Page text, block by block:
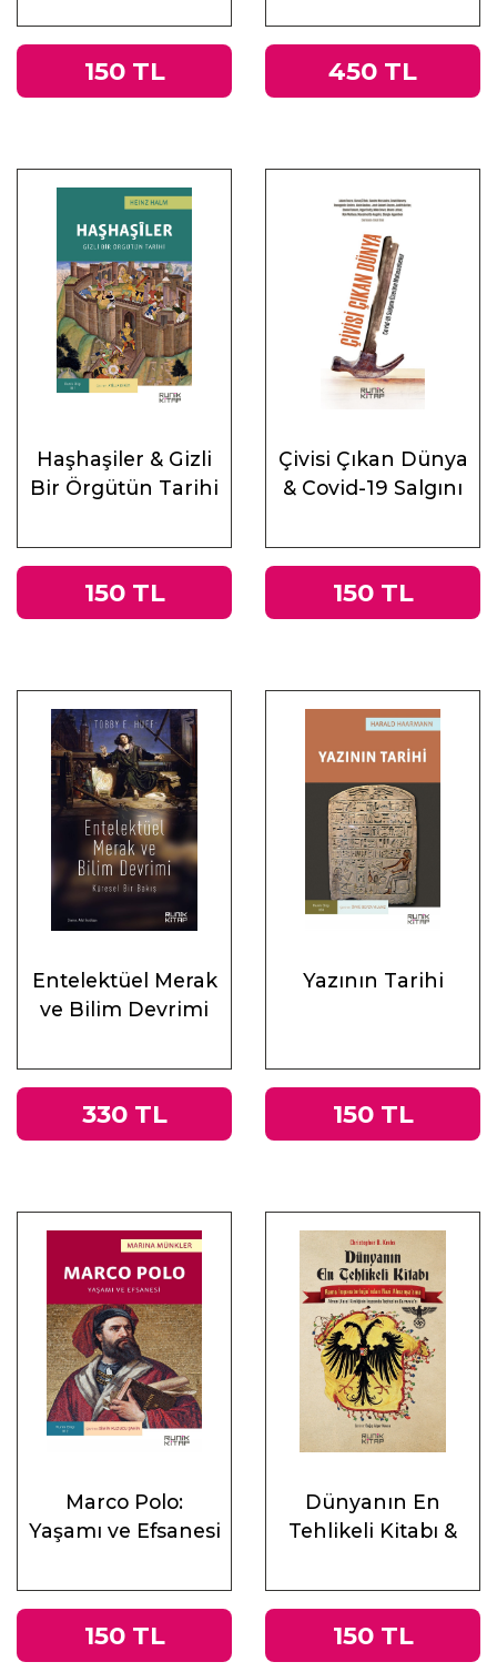
ve Doğu
150 TL 450 TL
Haşhaşiler & Gizli
Bir Örgütün Tarihi
150 TL
Çivisi Çıkan Dünya
& Covid-19 Salgını
Muhasebeler
150 TL
Entelektüel Merak
ve Bilim Devrimi
330 TL
Yazının Tarihi
150 TL
Marco Polo:
Yaşamı ve Efsanesi
150 TL
Dünyanın En
Tehlikeli Kitabı &
İmparatorluğu’ndan
Tacitus’un
150 TL